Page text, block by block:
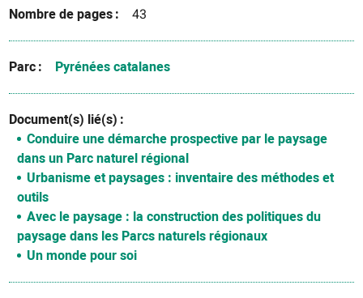
Nombre de pages 43
Parc Pyrénées catalanes
Document(s) lié(s)
Conduire une démarche prospective par le paysage
dans un Parc naturel régional
Urbanisme et paysages : inventaire des méthodes et
outils
Avec le paysage : la construction des politiques du
paysage dans les Parcs naturels régionaux
Un monde pour soi